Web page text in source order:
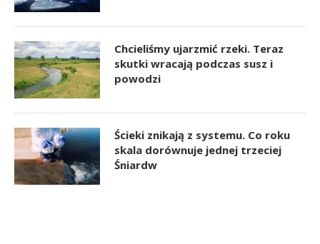
Chcieliśmy ujarzmić rzeki. Teraz
skutki wracają podczas susz i
powodzi
Ścieki znikają z systemu. Co roku
skala dorównuje jednej trzeciej
Śniardw